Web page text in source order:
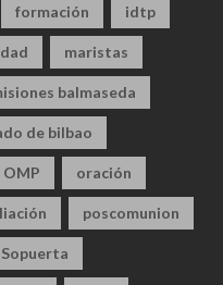
formación idtp
maristas
balmaseda
de bilbao
OMP oración
poscomunion
Sopuerta